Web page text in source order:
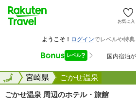
お気に入
全国宮崎県 ごかせ温泉
全国
ごかせ温泉 周辺のホテル・旅館